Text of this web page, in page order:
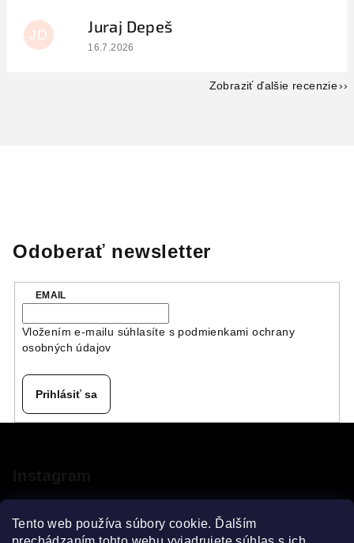
Tento web používa súbory cookie. Ďalším
JD Juraj Depeš
Hodnotenie obchodu je 5 z 5 hviezdičiek.
16.7.2026
Zobraziť ďalšie recenzie
Odoberať newsletter
EMAIL
Vložením e-mailu súhlasíte s podmienkami ochrany
osobných údajov
Prihlásiť sa
ä